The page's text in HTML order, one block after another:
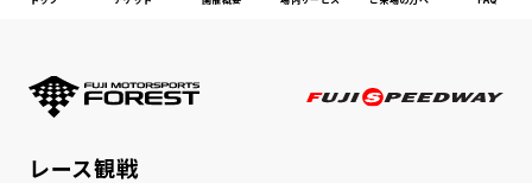
FUJI MOTORSPORTS
FUJI
レース観戦